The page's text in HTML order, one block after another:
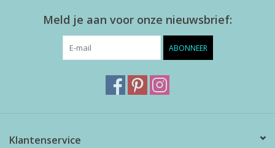
Meld je aan voor onze nieuwsbrief:
ABONNEER
Klantenservice